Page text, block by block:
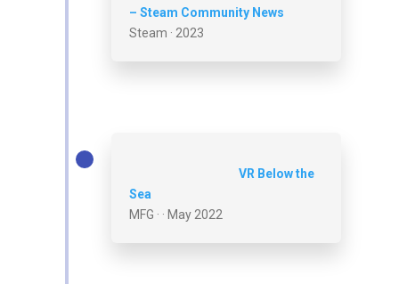
– Steam Community News
Steam · 2023
VR Below the
Sea
MFG · · May 2022